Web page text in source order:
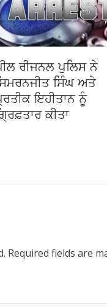
ਰੀਜਨਲ ਪੁਲਿਸ ਨੇ
ਸਿੰਘ ਅਤੇ
ਇਹੀਤਾਨ ਨੂੰ
ਕੀਤਾ
Required fields are